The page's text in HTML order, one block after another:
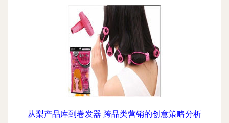
从梨产品库到卷发器 跨品类营销的创意策略分析